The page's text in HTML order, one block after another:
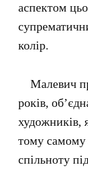
аспектом
колір.
Малевич
років,
художників,
тому самому
спільноту